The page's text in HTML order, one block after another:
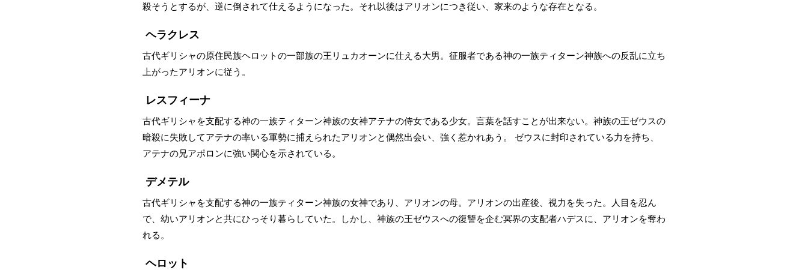
殺そうとするが、逆に倒されて仕えるようになった。それ以後はアリオンにつき従い、家来のような存在となる。
ヘラクレス
古代ギリシャの原住民族ヘロットの一部族の王リュカオーンに仕える大男。征服者である神の一族ティターン神族への反乱に立ち
上がったアリオンに従う。
レスフィーナ
古代ギリシャを支配する神の一族ティターン神族の女神アテナの侍女である少女。言葉を話すことが出来ない。神族の王ゼウスの
暗殺に失敗してアテナの率いる軍勢に捕えられたアリオンと偶然出会い、強く惹かれあう。 ゼウスに封印されている力を持ち、
アテナの兄アポロンに強い関心を示されている。
デメテル
古代ギリシャを支配する神の一族ティターン神族の女神であり、アリオンの母。アリオンの出産後、視力を失った。人目を忍ん
で、幼いアリオンと共にひっそり暮らしていた。しかし、神族の王ゼウスへの復讐を企む冥界の支配者ハデスに、アリオンを奪わ
れる。
ヘロット